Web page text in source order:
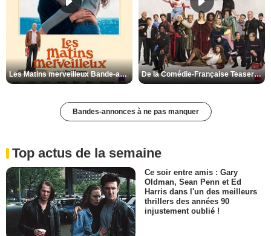
Les Matins merveilleux Bande-annonce VF De la Comédie-Française Teaser VF
Bandes-annonces à ne pas manquer
Top actus de la semaine
Ce soir entre amis : Gary
Oldman, Sean Penn et Ed
Harris dans l'un des meilleurs
thrillers des années 90
injustement oublié !